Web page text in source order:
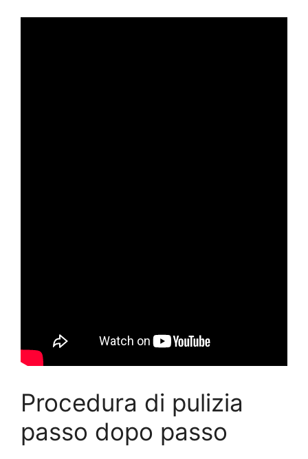
Procedura di pulizia
passo dopo passo